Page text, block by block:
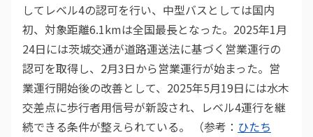
してレベル4の認可を行い、中型バスとしては国内
初、対象距離6.1kmは全国最長となった。2025年1月
24日には茨城交通が道路運送法に基づく営業運行の
認可を取得し、2月3日から営業運行が始まった。営
業運行開始後の改善として、2025年5月19日には水木
交差点に歩行者用信号が新設され、レベル4運行を継
続できる条件が整えられている。 （参考： ひたち